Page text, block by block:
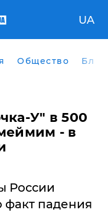
UA
Общество
У" в 500
- в
России
факт падения